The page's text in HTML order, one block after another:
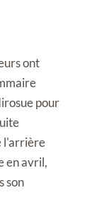
ont
pour
l'arrière
en avril,
son